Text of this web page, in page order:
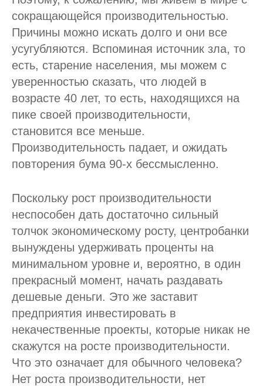
сокращающейся производительностью.
Причины можно искать долго и они все
усугубляются. Вспоминая источник зла, то
есть, старение населения, мы можем с
уверенностью сказать, что людей в
возрасте 40 лет, то есть, находящихся на
пике своей производительности,
становится все меньше.
Производительность падает, и ожидать
повторения бума 90-х бессмысленно.
Поскольку рост производительности
неспособен дать достаточно сильный
толчок экономическому росту, центробанки
вынуждены удерживать проценты на
минимальном уровне и, вероятно, в один
прекрасный момент, начать раздавать
дешевые деньги. Это же заставит
предприятия инвестировать в
некачественные проекты, которые никак не
скажутся на росте производительности.
Что это означает для обычного человека?
Нет роста производительности, нет